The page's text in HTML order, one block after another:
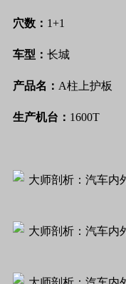
穴数： 1+1
车型： 长城
产品名： A柱上护板
生产机台： 1600T